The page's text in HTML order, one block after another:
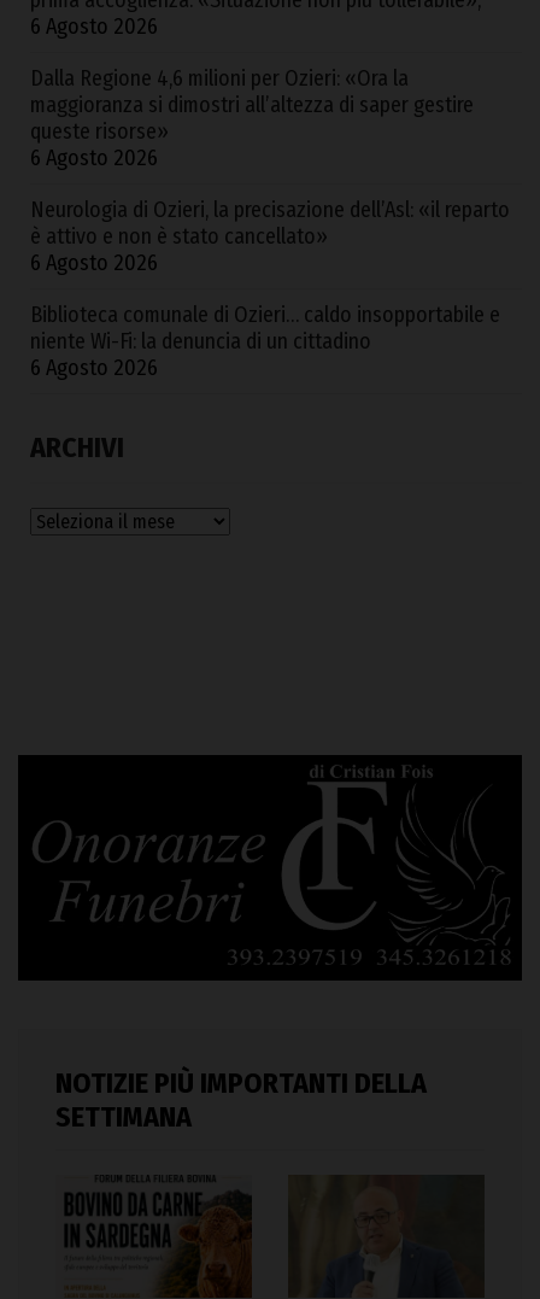
6 Agosto 2026
Dalla Regione 4,6 milioni per Ozieri: «Ora la
maggioranza si dimostri all’altezza di saper gestire
queste risorse»
6 Agosto 2026
Neurologia di Ozieri, la precisazione dell’Asl: «il reparto
è attivo e non è stato cancellato»
6 Agosto 2026
Biblioteca comunale di Ozieri… caldo insopportabile e
niente Wi-Fi: la denuncia di un cittadino
6 Agosto 2026
ARCHIVI
Archivi
NOTIZIE PIÙ IMPORTANTI DELLA
SETTIMANA